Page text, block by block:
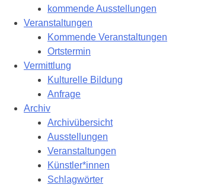
kommende Ausstellungen
Veranstaltungen
Kommende Veranstaltungen
Ortstermin
Vermittlung
Kulturelle Bildung
Anfrage
Archiv
Archivübersicht
Ausstellungen
Veranstaltungen
Künstler*innen
Schlagwörter